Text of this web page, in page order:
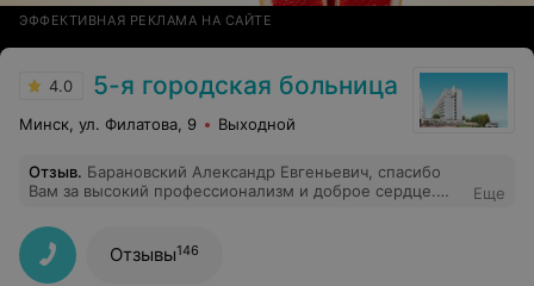
ЭФФЕКТИВНАЯ РЕКЛАМА НА САЙТЕ
4.0 5-я городская больница
Минск, ул. Филатова, 9 Выходной
Отзыв. Барановский Александр Евгеньевич, спасибо
Вам за высокий профессионализм и доброе сердце.
огромное, вы волшебник.
Еще
Отзывы146